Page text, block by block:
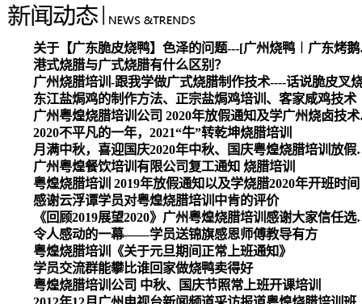
关于【广
港式烧腊与广式烧腊有什么区别？
广州烧腊培训-跟我学做广式烧腊制作技术----话说脆皮叉
东江盐焗鸡的制作方法、正宗盐焗鸡培训、客家咸鸡技术
广州粤煌
2020不平凡的一年，2021“牛”转乾坤烧腊培训
月满中秋，喜迎
广州粤煌餐饮培训有限公司复工通知 烧腊培训
粤煌烧腊培训 2019年放假通知以及学烧腊2020年开班时间
感谢云浮谭学员对粤煌烧腊培训中肯的评价
《回顾2019展望
令人感动的一幕——学员送锦旗感恩师傅教导有方
粤煌烧腊培训《关于元旦期间正常上班通知》
学员交流群能攀比谁回家做烧鸭卖得好
粤煌烧腊培训公司 中秋、国庆节照常上班开课培训